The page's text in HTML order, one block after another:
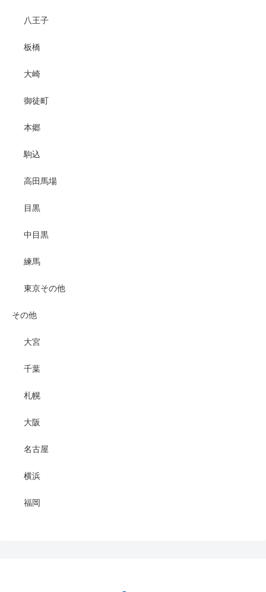
八王子
板橋
大崎
御徒町
本郷
駒込
高田馬場
目黒
中目黒
練馬
東京その他
その他
大宮
千葉
札幌
大阪
名古屋
横浜
福岡